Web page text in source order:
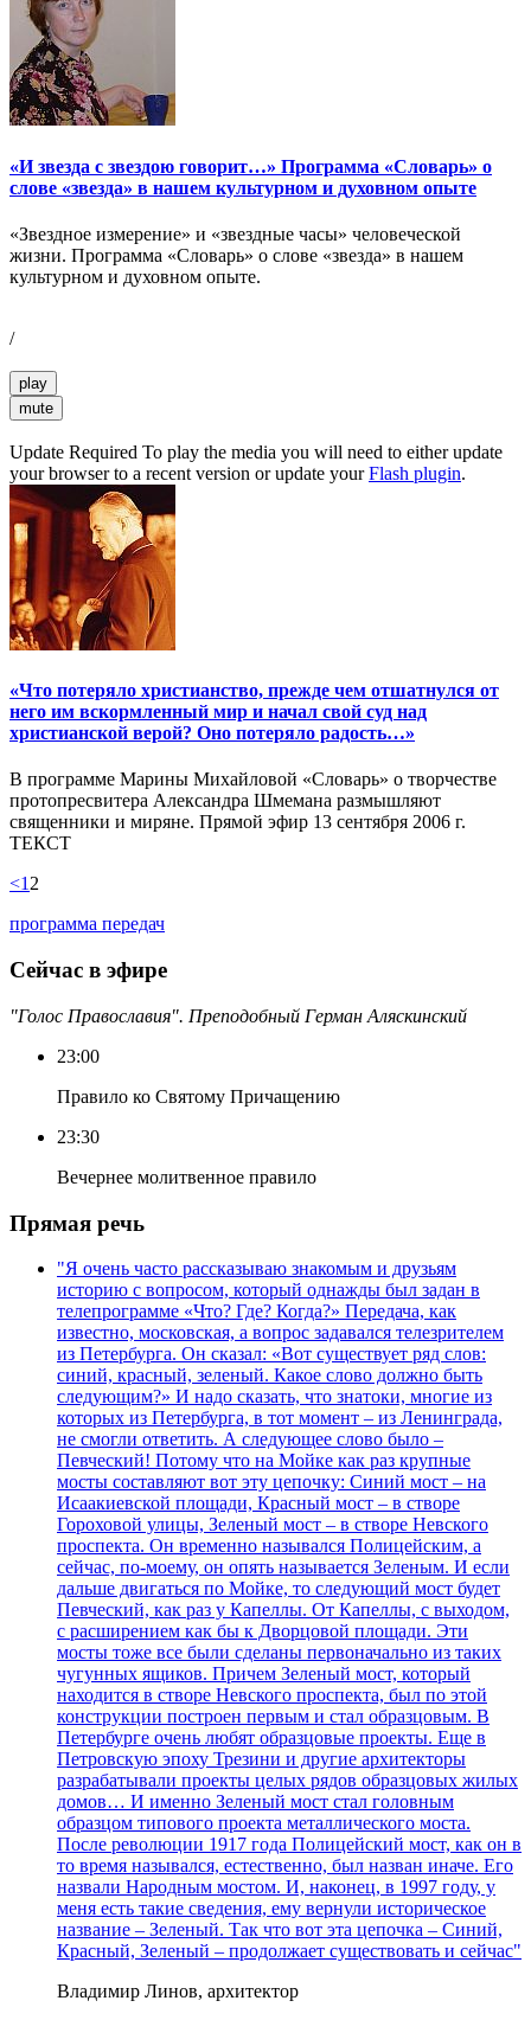
«И звезда с звездою говорит…» Программа «Словарь» о
слове «звезда» в нашем культурном и духовном опыте
«Звездное измерение» и «звездные часы» человеческой
жизни. Программа «Словарь» о слове «звезда» в нашем
культурном и духовном опыте.
/
play
mute
Update Required To play the media you will need to either update
your browser to a recent version or update yourFlash plugin.
«Что потеряло христианство, прежде чем отшатнулся от
него им вскормленный мир и начал свой суд над
христианской верой? Оно потеряло радость…»
В программе Марины Михайловой «Словарь» о творчестве
протопресвитера Александра Шмемана размышляют
священники и миряне. Прямой эфир 13 сентября 2006 г.
ТЕКСТ
<1 2
программа передач
Сейчас в эфире
"Голос Православия". Преподобный Герман Аляскинский
23:00
Правило ко Святому Причащению
23:30
Вечернее молитвенное правило
Прямая речь
"Я очень часто рассказываю знакомым и друзьям
историю с вопросом, который однажды был задан в
телепрограмме «Что? Где? Когда?» Передача, как
известно, московская, а вопрос задавался телезрителем
из Петербурга. Он сказал: «Вот существует ряд слов:
синий, красный, зеленый. Какое слово должно быть
следующим?» И надо сказать, что знатоки, многие из
которых из Петербурга, в тот момент – из Ленинграда,
не смогли ответить. А следующее слово было –
Певческий! Потому что на Мойке как раз крупные
мосты составляют вот эту цепочку: Синий мост – на
Исаакиевской площади, Красный мост – в створе
Гороховой улицы, Зеленый мост – в створе Невского
проспекта. Он временно назывался Полицейским, а
сейчас, по-моему, он опять называется Зеленым. И если
дальше двигаться по Мойке, то следующий мост будет
Певческий, как раз у Капеллы. От Капеллы, с выходом,
с расширением как бы к Дворцовой площади. Эти
мосты тоже все были сделаны первоначально из таких
чугунных ящиков. Причем Зеленый мост, который
находится в створе Невского проспекта, был по этой
конструкции построен первым и стал образцовым. В
Петербурге очень любят образцовые проекты. Еще в
Петровскую эпоху Трезини и другие архитекторы
разрабатывали проекты целых рядов образцовых жилых
домов… И именно Зеленый мост стал головным
образцом типового проекта металлического моста.
После революции 1917 года Полицейский мост, как он в
то время назывался, естественно, был назван иначе. Его
назвали Народным мостом. И, наконец, в 1997 году, у
меня есть такие сведения, ему вернули историческое
название – Зеленый. Так что вот эта цепочка – Синий,
Красный, Зеленый – продолжает существовать и сейчас"
Владимир Линов, архитектор